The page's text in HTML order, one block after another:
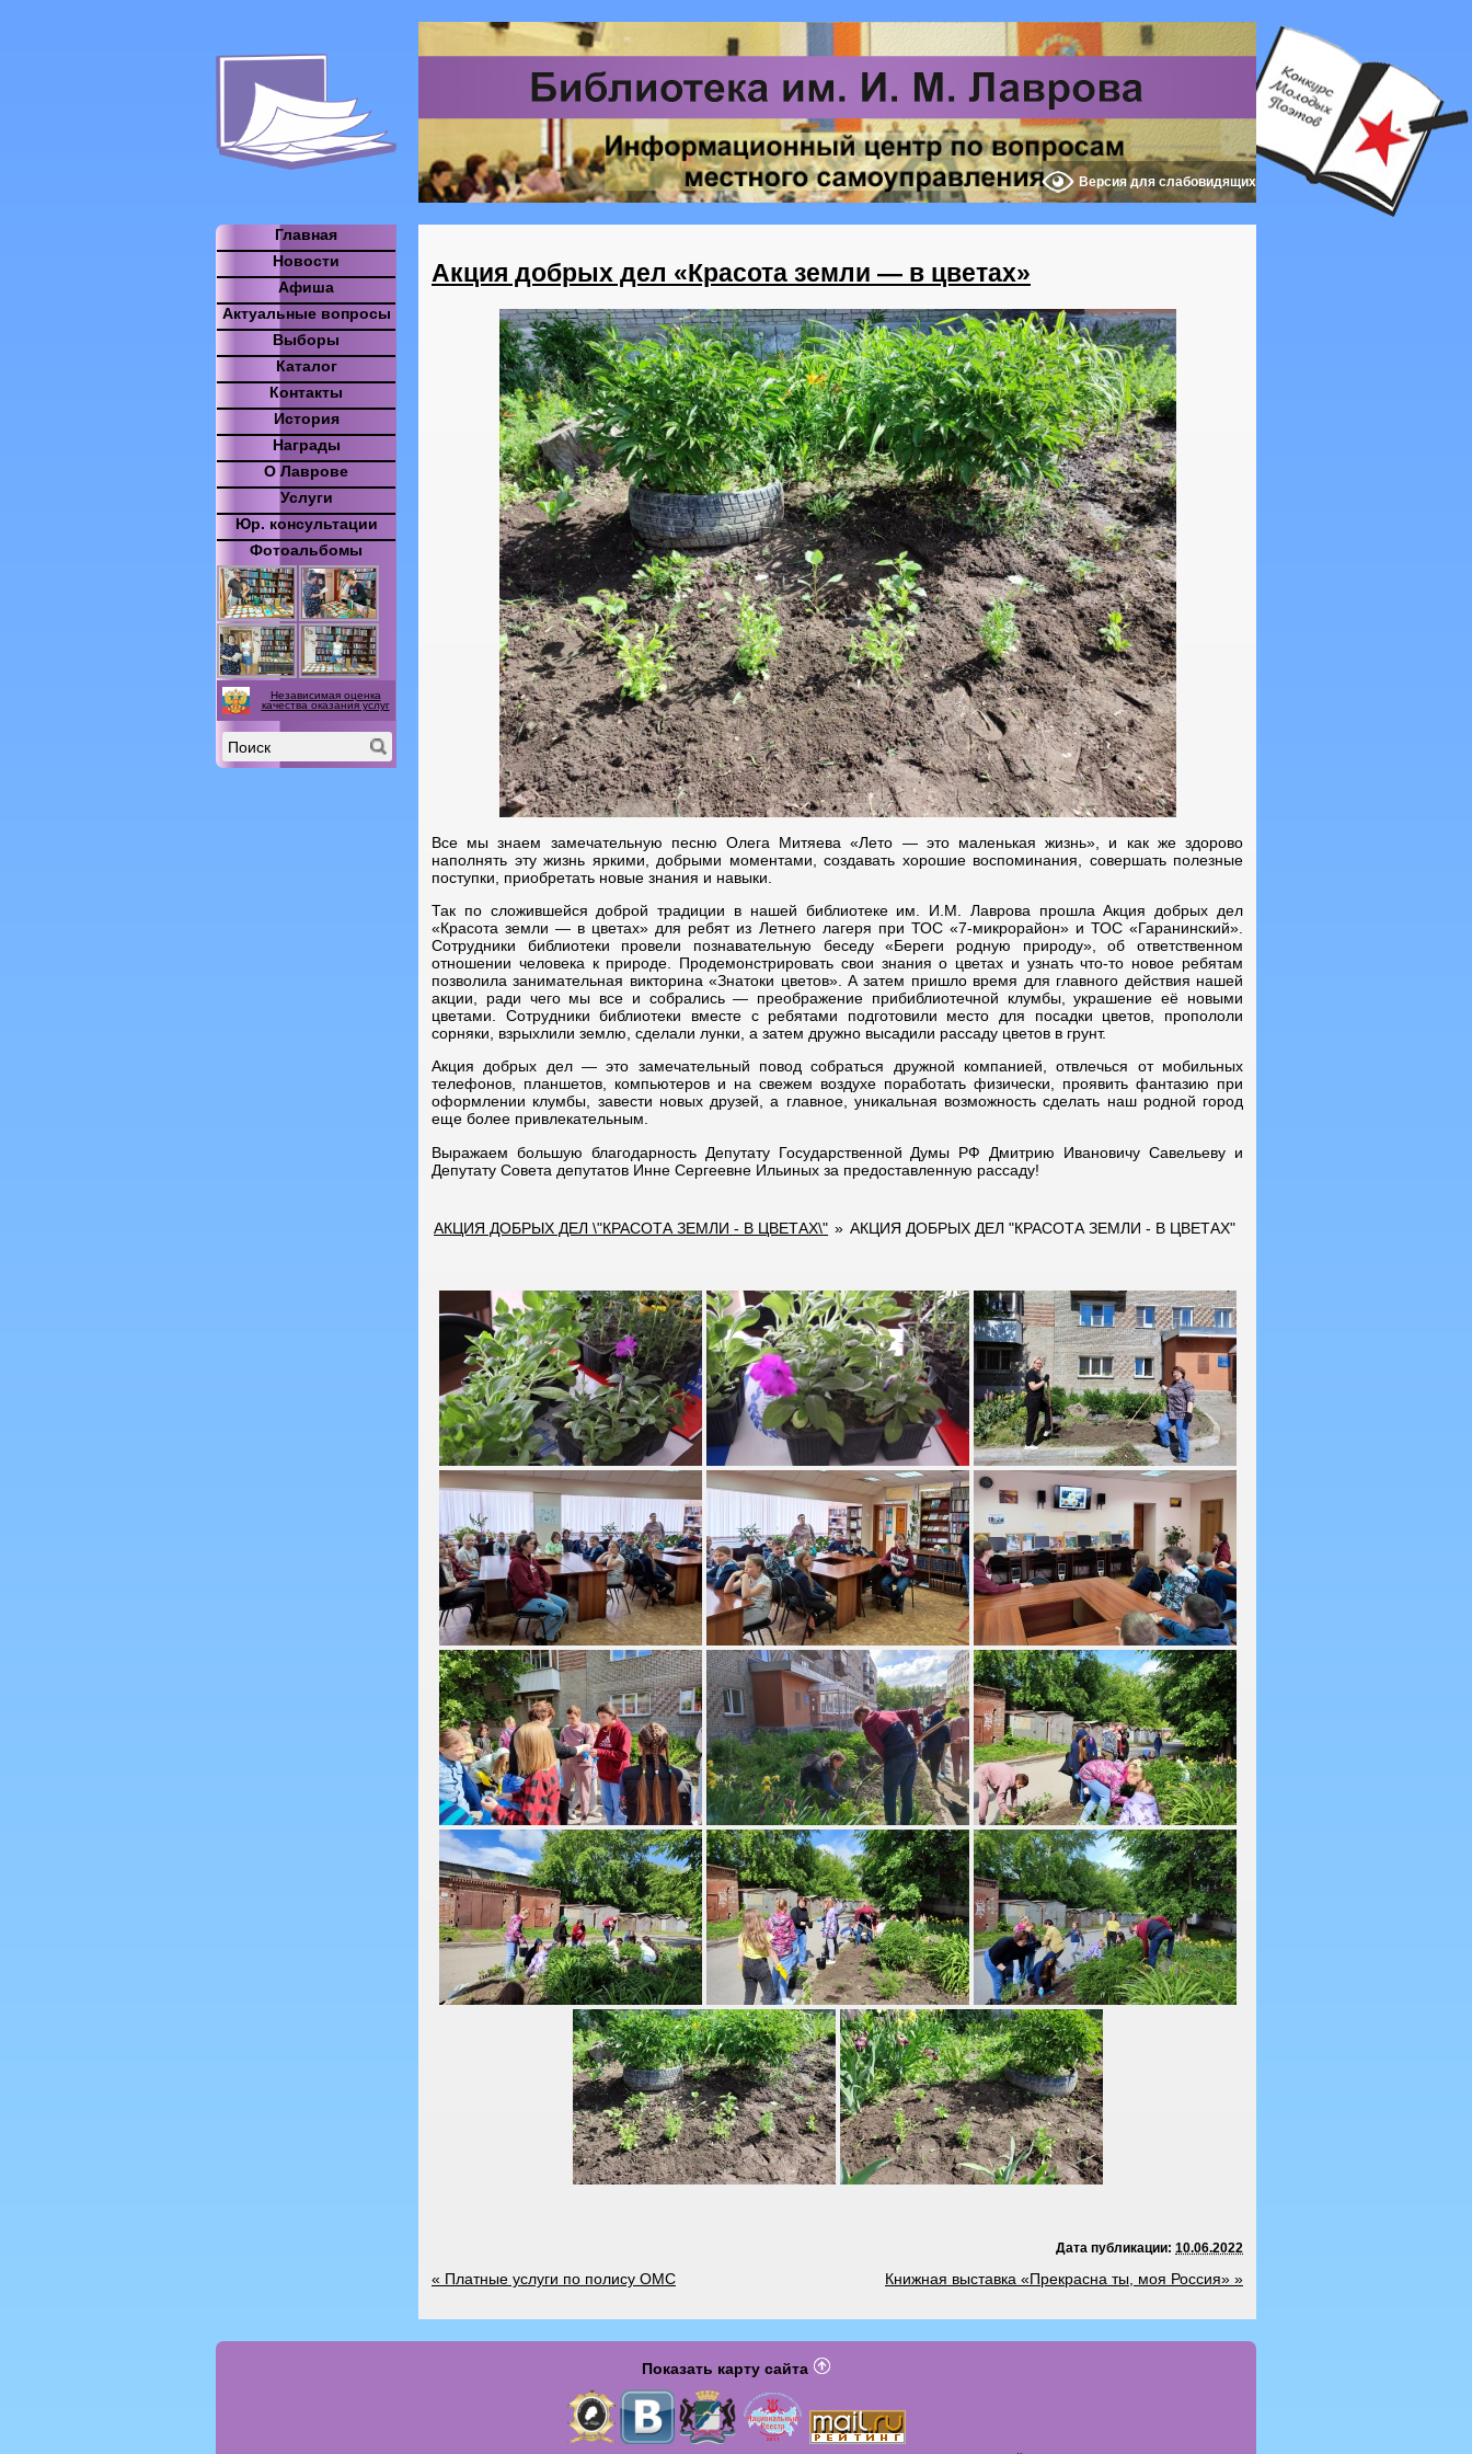
Версия для слабовидящих
Акция добрых дел «Красота земли — в цветах»
Все мы знаем замечательную песню Олега Митяева «Лето — это маленькая жизнь», и как же здорово
наполнять эту жизнь яркими, добрыми моментами, создавать хорошие воспоминания, совершать полезные
поступки, приобретать новые знания и навыки.
Так по сложившейся доброй традиции в нашей библиотеке им. И.М. Лаврова прошла Акция добрых дел
«Красота земли — в цветах» для ребят из Летнего лагеря при ТОС «7-микрорайон» и ТОС «Гаранинский».
Сотрудники библиотеки провели познавательную беседу «Береги родную природу», об ответственном
отношении человека к природе. Продемонстрировать свои знания о цветах и узнать что-то новое ребятам
позволила занимательная викторина «Знатоки цветов». А затем пришло время для главного действия нашей
акции, ради чего мы все и собрались — преображение прибиблиотечной клумбы, украшение её новыми
цветами. Сотрудники библиотеки вместе с ребятами подготовили место для посадки цветов, пропололи
сорняки, взрыхлили землю, сделали лунки, а затем дружно высадили рассаду цветов в грунт.
Акция добрых дел — это замечательный повод собраться дружной компанией, отвлечься от мобильных
телефонов, планшетов, компьютеров и на свежем воздухе поработать физически, проявить фантазию при
оформлении клумбы, завести новых друзей, а главное, уникальная возможность сделать наш родной город
еще более привлекательным.
Выражаем большую благодарность Депутату Государственной Думы РФ Дмитрию Ивановичу Савельеву и
Депутату Совета депутатов Инне Сергеевне Ильиных за предоставленную рассаду!
АКЦИЯ ДОБРЫХ ДЕЛ \"КРАСОТА ЗЕМЛИ - В ЦВЕТАХ\" » АКЦИЯ ДОБРЫХ ДЕЛ "КРАСОТА ЗЕМЛИ - В ЦВЕТАХ"
Дата публикации: 10.06.2022
« Платные услуги по полису ОМС Книжная выставка «Прекрасна ты, моя Россия» »
Главная
Новости
Афиша
Актуальные вопросы
Выборы
Каталог
Контакты
История
Награды
О Лаврове
Услуги
Юр. консультации
Фотоальбомы
Независимая оценка
качества оказания услуг
Показать карту сайта